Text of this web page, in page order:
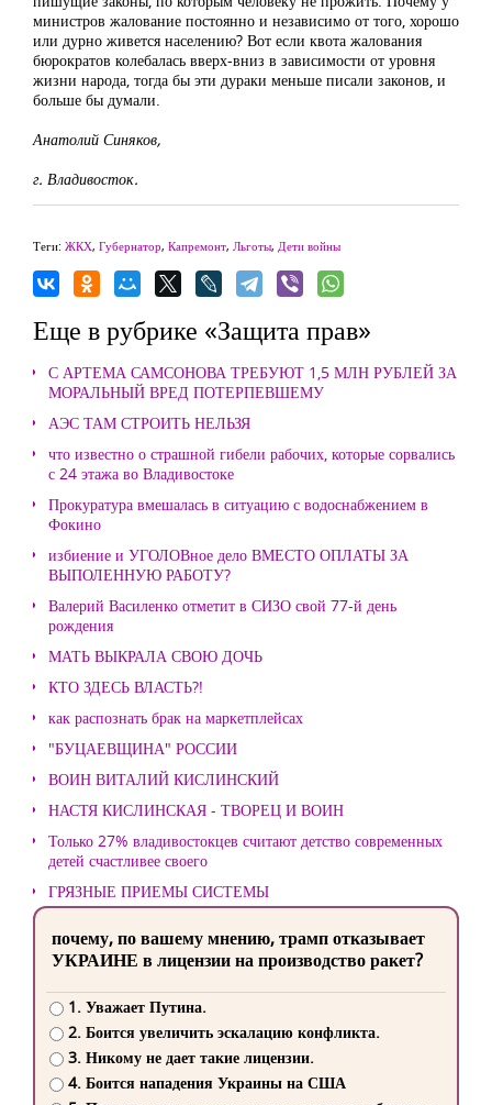
министров жалование постоянно и независимо от того, хорошо
или дурно живется населению? Вот если квота жалования
бюрократов колебалась вверх-вниз в зависимости от уровня
жизни народа, тогда бы эти дураки меньше писали законов, и
больше бы думали.
Анатолий Синяков,
г. Владивосток.
Теги: ЖКХ, Губернатор, Капремонт, Льготы, Дети войны
Еще в рубрике «Защита прав»
С АРТЕМА САМСОНОВА ТРЕБУЮТ 1,5 МЛН РУБЛЕЙ ЗА
МОРАЛЬНЫЙ ВРЕД ПОТЕРПЕВШЕМУ
АЭС ТАМ СТРОИТЬ НЕЛЬЗЯ
что известно о страшной гибели рабочих, которые сорвались
с 24 этажа во Владивостоке
Прокуратура вмешалась в ситуацию с водоснабжением в
Фокино
избиение и УГОЛОВное дело ВМЕСТО ОПЛАТЫ ЗА
ВЫПОЛЕННУЮ РАБОТУ?
Валерий Василенко отметит в СИЗО свой 77-й день
рождения
МАТЬ ВЫКРАЛА СВОЮ ДОЧЬ
КТО ЗДЕСЬ ВЛАСТЬ?!
как распознать брак на маркетплейсах
"БУЦАЕВЩИНА" РОССИИ
ВОИН ВИТАЛИЙ КИСЛИНСКИЙ
НАСТЯ КИСЛИНСКАЯ - ТВОРЕЦ И ВОИН
Только 27% владивостокцев считают детство современных
детей счастливее своего
ГРЯЗНЫЕ ПРИЕМЫ СИСТЕМЫ
почему, по вашему мнению, трамп отказывает
УКРАИНЕ в лицензии на производство ракет?
1. Уважает Путина.
2. Боится увеличить эскалацию конфликта.
3. Никому не дает такие лицензии.
4. Боится нападения Украины на США